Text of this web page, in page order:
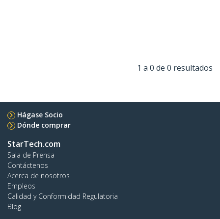
1 a 0 de 0 resultados
Hágase Socio
Dónde comprar
StarTech.com
Sala de Prensa
Contáctenos
Acerca de nosotros
Empleos
Calidad y Conformidad Regulatoria
Blog